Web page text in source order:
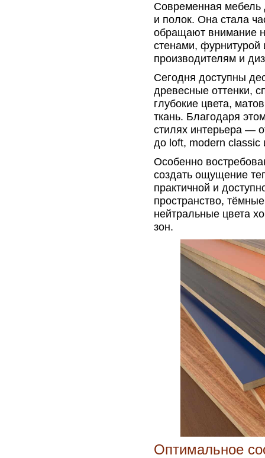
Современная мебель
и полок. Она стала
обращают внимание
стенами,
производителям и
Сегодня доступны
древесные оттенки,
глубокие цвета,
ткань. Благодаря
стилях интерьера —
до loft, modern classic
Особенно
создать ощущение
практичной и
пространство,
нейтральные цвета
зон.
Оптимальное